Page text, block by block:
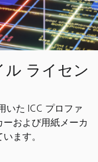
ル ライセン
いた ICC プロファ
および用紙メーカ
ます。